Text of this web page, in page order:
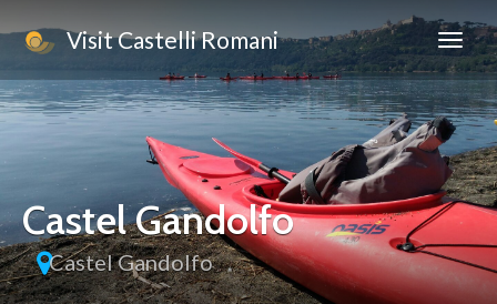
Visit Castelli Romani
Castel Gandolfo
Castel Gandolfo